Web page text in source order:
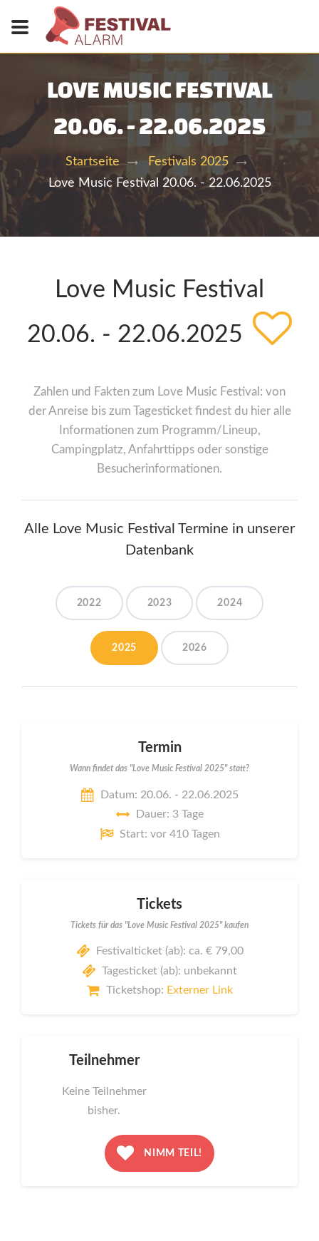
LOVE MUSIC FESTIVAL
20.06. - 22.06.2025
Startseite
Festivals 2025
Love Music Festival 20.06. - 22.06.2025
Love Music Festival
20.06. - 22.06.2025
Zahlen und Fakten zum Love Music Festival: von
der Anreise bis zum Tagesticket findest du hier alle
Informationen zum Programm/Lineup,
Campingplatz, Anfahrttipps oder sonstige
Besucherinformationen.
Alle Love Music Festival Termine in unserer
Datenbank
2022 2023 2024
2025 2026
Termin
Wann findet das "Love Music Festival 2025" statt?
Datum: 20.06. - 22.06.2025
Dauer: 3 Tage
Start: vor 410 Tagen
Tickets
Tickets für das "Love Music Festival 2025" kaufen
Festivalticket (ab): ca. € 79,00
Tagesticket (ab): unbekannt
Ticketshop: Externer Link
Teilnehmer
Keine Teilnehmer
bisher.
NIMM TEIL!